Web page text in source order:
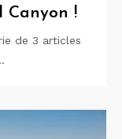
Canyon !
de 3 articles